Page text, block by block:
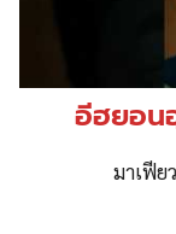
อีฮยอน
มาเฟีย